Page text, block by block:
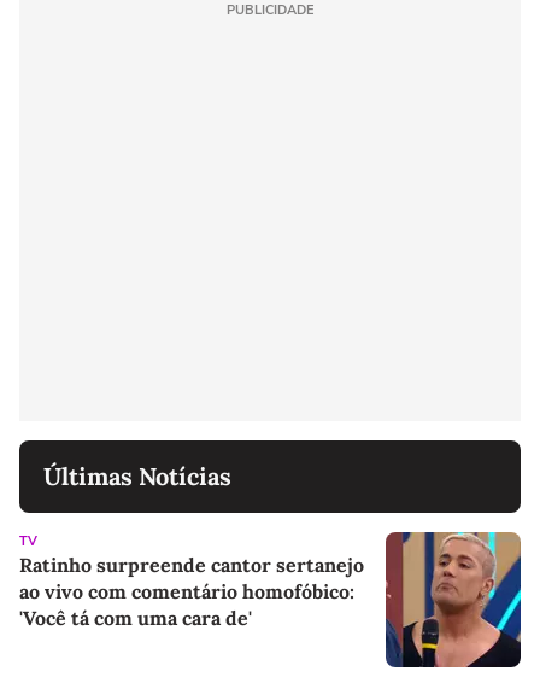
PUBLICIDADE
Últimas Notícias
TV
Ratinho surpreende cantor sertanejo
ao vivo com comentário homofóbico:
'Você tá com uma cara de'